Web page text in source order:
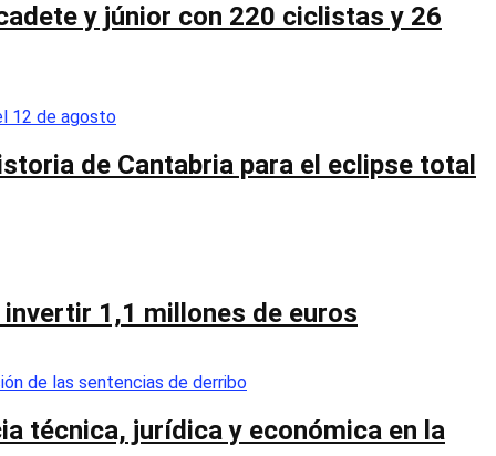
y júnior con 220 ciclistas y 26
de Cantabria para el eclipse total
1,1 millones de euros
técnica, jurídica y económica en la